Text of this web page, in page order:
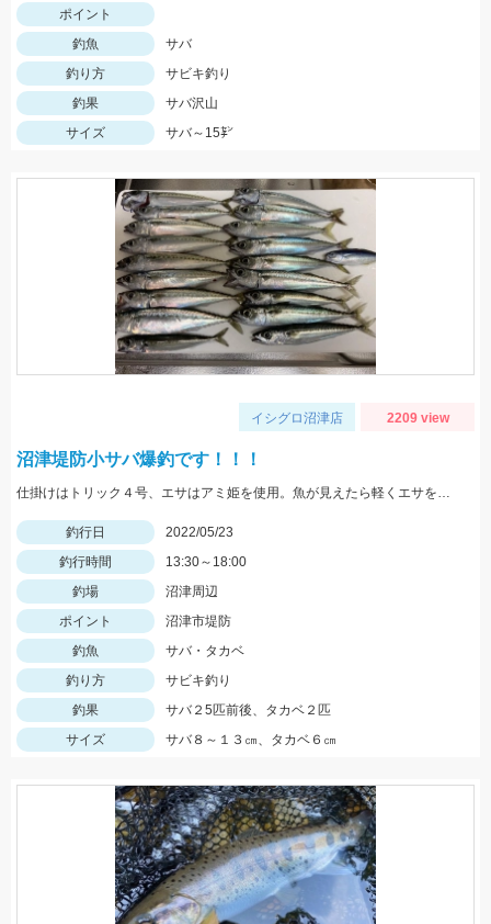
ポイント
釣魚
サバ
釣り方
サビキ釣り
釣果
サバ沢山
サイズ
サバ～15㌢
イシグロ沼津店 2209 view
沼津堤防小サバ爆釣です！！！
仕掛けはトリック４号、エサはアミ姫を使用。魚が見えたら軽くエサを撒いて、仕掛けをたらせば入れ食いでした。
釣行日
2022/05/23
釣行時間
13:30～18:00
釣場
沼津周辺
ポイント
沼津市堤防
釣魚
サバ・タカベ
釣り方
サビキ釣り
釣果
サバ２5匹前後、タカベ２匹
サイズ
サバ８～１３㎝、タカベ６㎝